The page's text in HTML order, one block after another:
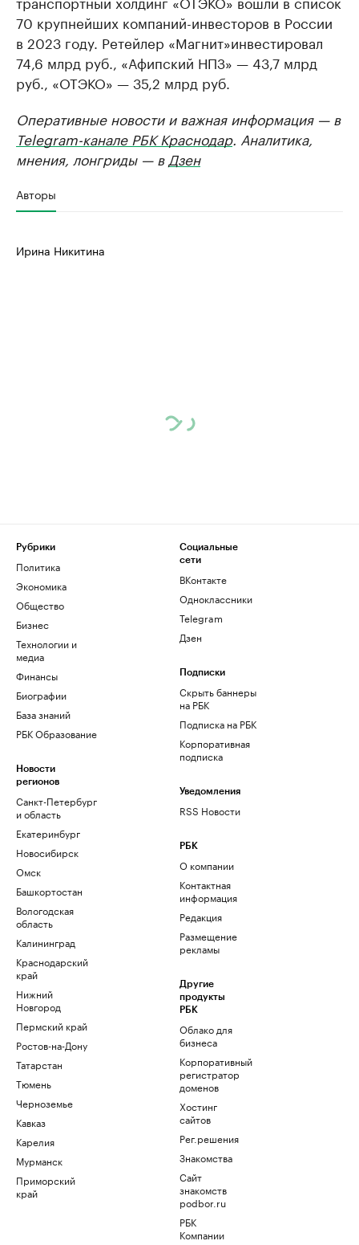
70 крупнейших компаний-инвесторов в России
в 2023 году. Ретейлер «Магнит»инвестировал
74,6 млрд руб., «Афипский НПЗ» — 43,7 млрд
руб., «ОТЭКО» — 35,2 млрд руб.
Оперативные новости и важная информация — в
Telegram-канале РБК Краснодар. Аналитика,
мнения, лонгриды — в Дзен
Авторы
Ирина Никитина
Рубрики
Политика
Экономика
Общество
Бизнес
Технологии и
медиа
Финансы
Биографии
База знаний
РБК Образование
Новости
регионов
Санкт-Петербург
и область
Екатеринбург
Новосибирск
Омск
Башкортостан
Вологодская
область
Калининград
Краснодарский
край
Нижний
Новгород
Пермский край
Ростов-на-Дону
Татарстан
Тюмень
Черноземье
Кавказ
Карелия
Мурманск
Приморский
край
Социальные
сети
ВКонтакте
Одноклассники
Telegram
Дзен
Подписки
Скрыть баннеры
на РБК
Подписка на РБК
Корпоративная
подписка
Уведомления
RSS Новости
РБК
О компании
Контактная
информация
Редакция
Размещение
рекламы
Другие
продукты
РБК
Облако для
бизнеса
Корпоративный
регистратор
доменов
Хостинг
сайтов
Рег.решения
Знакомства
Сайт
знакомств
podbor.ru
РБК
Компании